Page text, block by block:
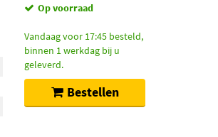
Op voorraad
Vandaag voor 17:45 besteld,
binnen 1 werkdag bij u
geleverd.
Bestellen